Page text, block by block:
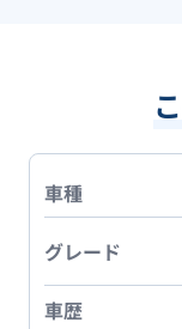
車種
グレード
車歴